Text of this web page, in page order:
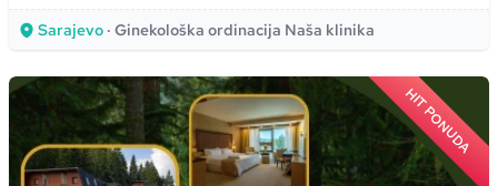
Sarajevo · Ginekološka ordinacija Naša klinika
HIT PONUDA